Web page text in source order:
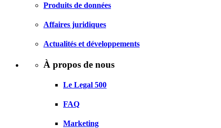
Produits de données
Affaires juridiques
Actualités et développements
À propos de nous
Le Legal 500
FAQ
Marketing